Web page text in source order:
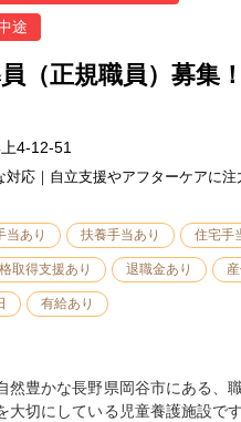
途
（正規職員）募集！
4-12-51
対応｜自立支援やアフターケアに注
当あり 扶養手当あり 住宅手
取得支援あり 退職金あり
有給あり
然豊かな長野県岡谷市にある、
大切にしている児童養護施設で